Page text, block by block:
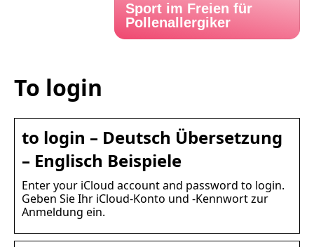
Sport im Freien für
Pollenallergiker
To login
to login – Deutsch Übersetzung
– Englisch Beispiele
Enter your iCloud account and password to login.
Geben Sie Ihr iCloud-Konto und -Kennwort zur
Anmeldung ein.